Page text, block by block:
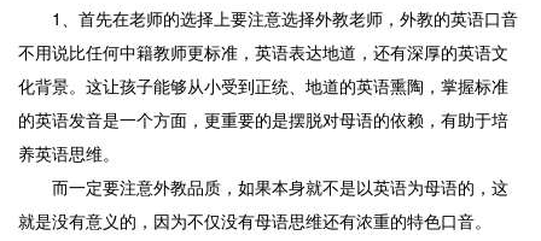
1、首先在老师的选择上要注意选择外教老师，外教的英语口音
不用说比任何中籍教师更标准，英语表达地道，还有深厚的英语文
化背景。这让孩子能够从小受到正统、地道的英语熏陶，掌握标准
的英语发音是一个方面，更重要的是摆脱对母语的依赖，有助于培
养英语思维。
而一定要注意外教品质，如果本身就不是以英语为母语的，这
就是没有意义的，因为不仅没有母语思维还有浓重的特色口音。